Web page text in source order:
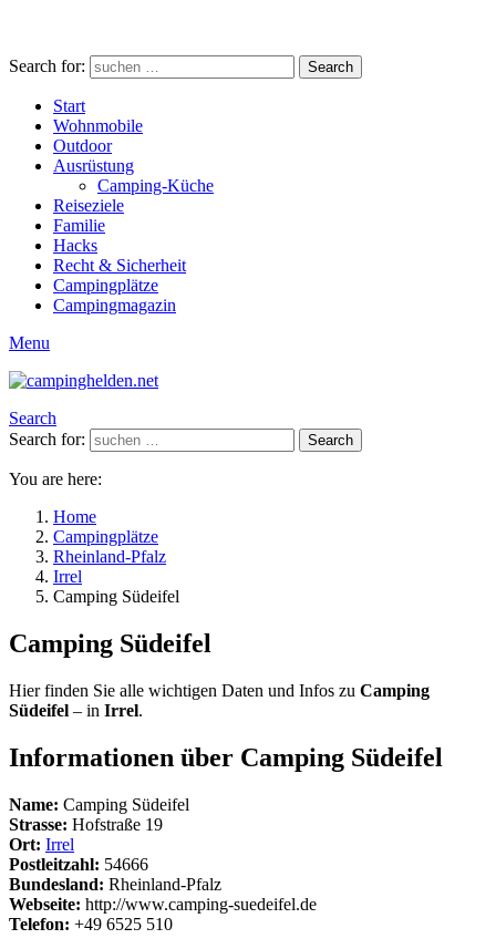
Search for: Search
Start
Wohnmobile
Outdoor
Ausrüstung
Camping-Küche
Reiseziele
Familie
Hacks
Recht & Sicherheit
Campingplätze
Campingmagazin
Menu
Search
Search for:
Search
You are here:
Home
Campingplätze
Rheinland-Pfalz
Irrel
Camping Südeifel
Camping Südeifel
Hier finden Sie alle wichtigen Daten und Infos zu Camping
Südeifel – in Irrel.
Informationen über Camping Südeifel
Name: Camping Südeifel
Strasse: Hofstraße 19
Ort: Irrel
Postleitzahl: 54666
Bundesland: Rheinland-Pfalz
Webseite: http://www.camping-suedeifel.de
Telefon: +49 6525 510